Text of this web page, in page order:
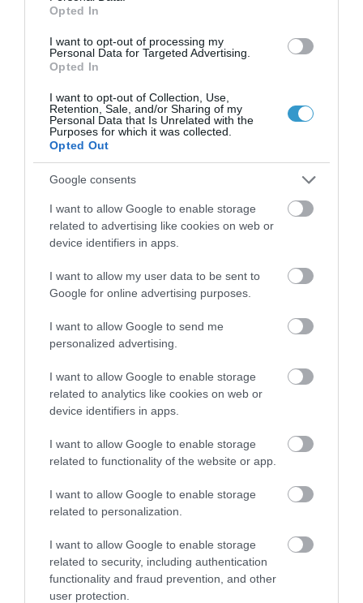
Opted In
I want to opt-out of processing my
Personal Data for Targeted Advertising.
Opted In
I want to opt-out of Collection, Use,
Retention, Sale, and/or Sharing of my
Personal Data that Is Unrelated with the
Purposes for which it was collected.
Opted Out
Google consents
I want to allow Google to enable storage
related to advertising like cookies on web or
device identifiers in apps.
I want to allow my user data to be sent to
Google for online advertising purposes.
I want to allow Google to send me
personalized advertising.
I want to allow Google to enable storage
related to analytics like cookies on web or
device identifiers in apps.
I want to allow Google to enable storage
related to functionality of the website or app.
I want to allow Google to enable storage
related to personalization.
I want to allow Google to enable storage
related to security, including authentication
functionality and fraud prevention, and other
user protection.
διαφορετικές μετρήσεις)
Ιατροτεχνολογικός
εξοπλισμός τεχνολογίας
Κλείστε Ραντεβού
H ομάδα μας είναι γνωστή σε παγκόσμιο
επίπεδο για τις καινοτομίες που έχει
εφαρμόσει στη βελτίωση της ασφάλειας
και της αποτελεσματικότητας της
επέμβασης καταρράκτη, κυρίως με
τεχνικές laser.
Πρωτοπορίες της
LaserVision
2017: Χρήση της τοπογραφίας
κερατοειδή για τον ορισμό του
αστιγματισμού και του άξονά